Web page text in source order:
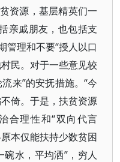
资源，基层精英们一
亲戚朋友，也包括支
管理和不要“授人以口
民。对于一些意见较
来”的安抚措施。“今
倚。于是，扶贫资源
合理性和“双向代言
本仅能扶持少数贫困
水，平均洒”，穷人